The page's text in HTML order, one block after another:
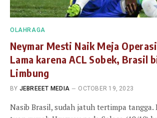
OLAHRAGA
Neymar Mesti Naik Meja
Lama karena ACL Sobek, Brasil
Limbung
BY JEBREEET MEDIA OCTOBER 19, 2023
Nasib Brasil, sudah jatuh tertimpa tangga.